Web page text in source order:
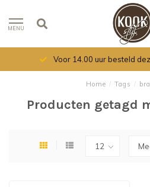
MENU
Voor 14.00 uur besteld
Home / Tags /
Producten getagd